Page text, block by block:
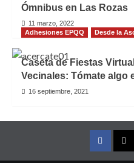
Ómnibus en Las Rozas
11 marzo, 2022
Adhesiones EPQQ
Desde la
Caseta de Fiestas
Vecinales: Tómate algo
16 septiembre, 2021
Facebook